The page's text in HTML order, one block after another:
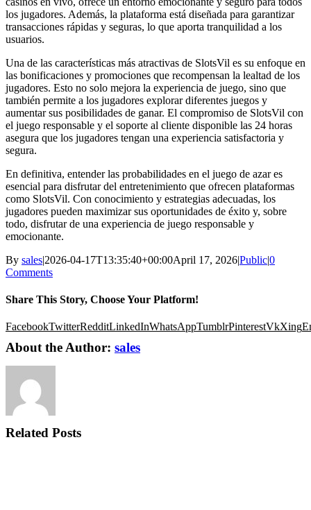
los jugadores. Además, la plataforma está diseñada para garantizar
transacciones rápidas y seguras, lo que aporta tranquilidad a los
usuarios.
Una de las características más atractivas de SlotsVil es su enfoque en
las bonificaciones y promociones que recompensan la lealtad de los
jugadores. Esto no solo mejora la experiencia de juego, sino que
también permite a los jugadores explorar diferentes juegos y
aumentar sus posibilidades de ganar. El compromiso de SlotsVil con
el juego responsable y el soporte al cliente disponible las 24 horas
asegura que los jugadores tengan una experiencia satisfactoria y
segura.
En definitiva, entender las probabilidades en el juego de azar es
esencial para disfrutar del entretenimiento que ofrecen plataformas
como SlotsVil. Con conocimiento y estrategias adecuadas, los
jugadores pueden maximizar sus oportunidades de éxito y, sobre
todo, disfrutar de una experiencia de juego responsable y
emocionante.
By sales|2026-04-17T13:35:40+00:00April 17, 2026|Public|0
Comments
Share This Story, Choose Your Platform!
FacebookTwitterRedditLinkedInWhatsAppTumblrPinterestVkXing
About the Author: sales
Related Posts